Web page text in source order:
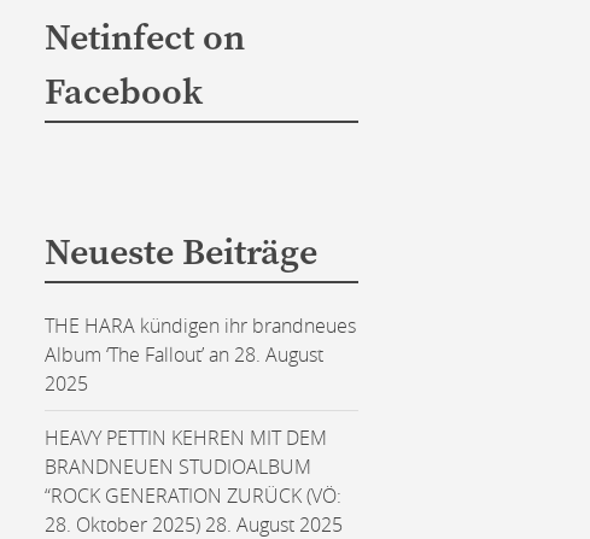
Netinfect on
Facebook
Neueste Beiträge
THE HARA kündigen ihr brandneues
Album ‘The Fallout’ an 28. August
2025
HEAVY PETTIN KEHREN MIT DEM
BRANDNEUEN STUDIOALBUM
“ROCK GENERATION ZURÜCK (VÖ:
28. Oktober 2025) 28. August 2025